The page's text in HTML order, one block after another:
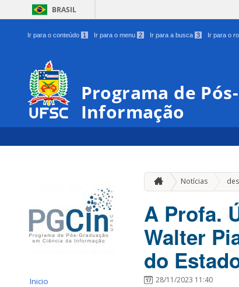
BRASIL
Ir para o conteúdo 1 Ir para o menu 2 Ir para a busca 3 Ir para o
Programa de
Informação
Inicio
Notícias
A Profa.
Walter
do
28/11/2023 11:40